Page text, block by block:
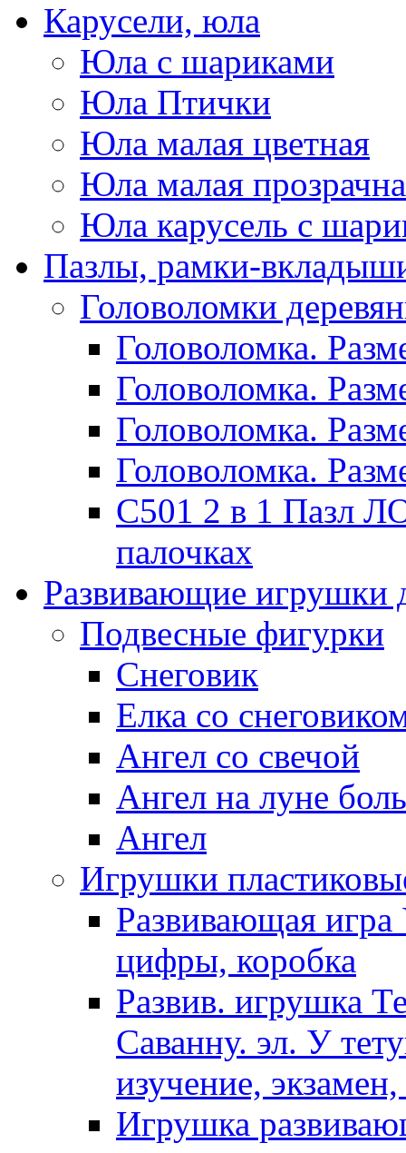
Карусели, юла
Юла с шариками
Юла Птички
Юла малая цветная
Юла малая
Юла карусель с
Пазлы, рамки-
Головоломки
Головоломка.
Головоломка.
Головоломка.
Головоломка.
C501 2 в 1
палочках
Развивающие игрушки
Подвесные фигурки
Снеговик
Елка со
Ангел со свечой
Ангел на луне
Ангел
Игрушки
Развивающая
цифры, коробка
Развив. игрушка
Саванну. эл. У
изучение,
Игрушка